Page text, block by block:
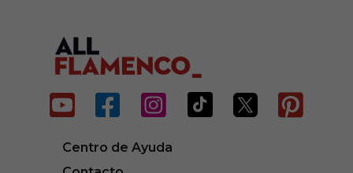
     
Centro de Ayuda